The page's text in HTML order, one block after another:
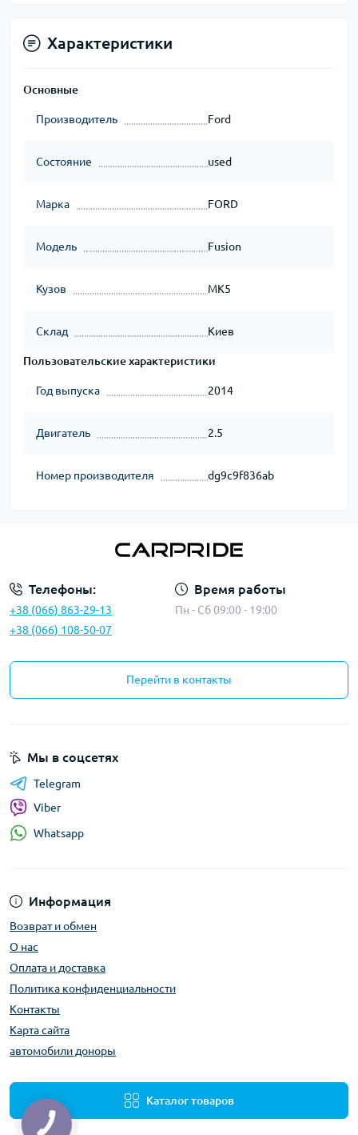
Характеристики
Основные
Производитель Ford
Состояние used
Марка FORD
Модель Fusion
Кузов MK5
Склад Киев
Пользовательские характеристики
Год выпуска 2014
Двигатель 2.5
Номер производителя dg9c9f836ab
Телефоны:
+38 (066) 863-29-13
+38 (066) 108-50-07
Время работы
Пн - Сб 09:00 - 19:00
Перейти в контакты
Информация
Возврат и обмен
О нас
Оплата и доставка
Политика конфиденциальности
Контакты
Карта сайта
автомобили доноры
Каталог товаров
Мы в соцсетях
Telegram
Viber
Whatsapp